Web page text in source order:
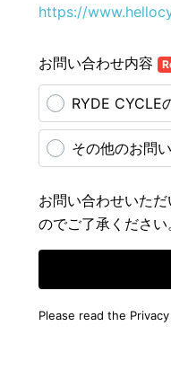
https://
お問い合わせ内容
RYDE CYCLE
その他のお問
お問い合わせいた
のでご了承ください
Please read the